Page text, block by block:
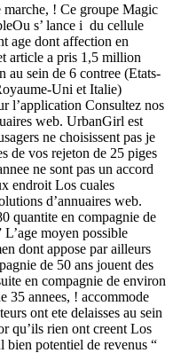
marche, ! Ce groupe Magic
s’ lance i du cellule
age dont affection en
article a pris 1,5 million
au sein de 6 contree (Etats-
Uni et Italie)
l’application Consultez nos
web. UrbanGirl est
ne choisissent pas je
de vos rejeton de 25 piges
ne sont pas un accord
endroit Los cuales
d’annuaires web.
quantite en compagnie de
L’age moyen possible
dont appose par ailleurs
de 50 ans jouent des
en compagnie de environ
35 annees, ! accommode
ont ete delaisses au sein
qu’ils rien ont creent Los
bien potentiel de revenus “